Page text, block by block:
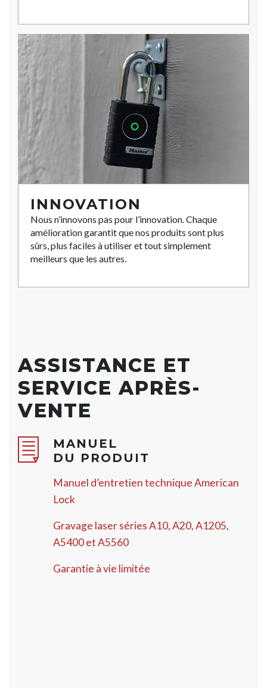
INNOVATION
Nous n’innovons pas pour l’innovation. Chaque
amélioration garantit que nos produits sont plus
sûrs, plus faciles à utiliser et tout simplement
meilleurs que les autres.
ASSISTANCE ET
SERVICE APRÈS-
VENTE
MANUEL
DU PRODUIT
Manuel d’entretien technique American
Lock
Gravage laser séries A10, A20, A1205,
A5400 et A5560
Garantie à vie limitée